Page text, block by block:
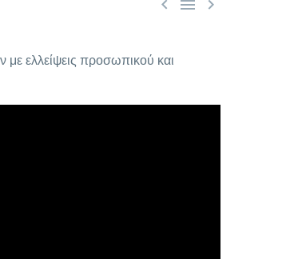
  
ελλείψεις προσωπικού και